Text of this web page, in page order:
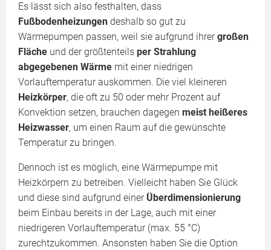
Es lässt sich also festhalten, dass
Fußbodenheizungen deshalb so gut zu
Wärmepumpen passen, weil sie aufgrund ihrergroßen
Fläche und der größtenteils per Strahlung
abgegebenen Wärme mit einer niedrigen
Vorlauftemperatur auskommen. Die viel kleineren
Heizkörper, die oft zu 50 oder mehr Prozent auf
Konvektion setzen, brauchen dagegen meist heißeres
Heizwasser, um einen Raum auf die gewünschte
Temperatur zu bringen.
Dennoch ist es möglich, eine Wärmepumpe mit
Heizkörpern zu betreiben. Vielleicht haben Sie Glück
und diese sind aufgrund einer Überdimensionierung
beim Einbau bereits in der Lage, auch mit einer
niedrigeren Vorlauftemperatur (max. 55 °C)
zurechtzukommen. Ansonsten haben Sie die Option